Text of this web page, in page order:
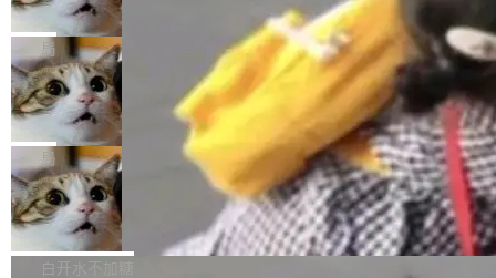
数字电视技术方向的博士生，长期从事视频、音
频技...
超出原定预算 860%。 更令人意外的是，该项目
最终并未成功落地，而高额算力消耗持续运行长
达 5 个月，公司直到财务对账时才察觉异常。这
意味着一个无人看管的 AI 程序，在近半年时间
里日夜不停地"烧钱"。 复盘显示，...
2027 年就能追上美国前沿实验室的水平。 Dela
ngue 把原因归结为一件事：开放协作。中国的
AI 开发者在一个共享和协作的生态里加速迭代，
而美国模型厂商在"闭门造车"。他的原话是 "buil
ding in silos"——各自为战，互不通气。 这个判
断从他嘴里说出来分量不同。Hugging Face 是
全球最大的开源 AI 平台，上面跑着上百万个模
型。谁在开源赛道上领先，...
统，开发者工具必须开源
五年前，David Crawshaw 问过很多软件工程师
一个问题：你写过什么给自己用的程序？答案几
乎都是没有。工程师们整天用别人写的程序写程
序给别人用。偶尔有人自己写个博客系统、智能
家居控制、家庭实验室，都算稀奇事。 Crawsh
aw 是 Shelley 的作者，一个开源 AI coding age
nt。他最近在博客上写了一篇文章，核心论点很
简单：开发者工具必须开源。 理由不是传统的自
由软件情怀，而是一个跟 AI agent 直接相关的
技术判断。 两行 prompt 就能个性化任何软件 C
局
DeepSeek Harness 宣布内测邀请，全
网最大规模开源 Agent 路演现场诞生
一条内测招募帖，发出去的时候大概没人想到它
会变成一场开源 Agent 生态的路演。 8月1日，
DeepSeek Harness 团队负责人崔添翼（tiany
i）在 X 上发帖： 「如果你是 Agent Harness 相
关开源项目的开发者，希望参加 DeepSeek Har
ness 的内测，可以回复或私信联系我。请附上
局
商汤 SenseNova U1.5-Lite-Preview
开源
商汤科技宣布面向社区开源轻量级统一多模态模
型的预览版本 SenseNova U1.5-Lite-Preview。
白开水不加糖